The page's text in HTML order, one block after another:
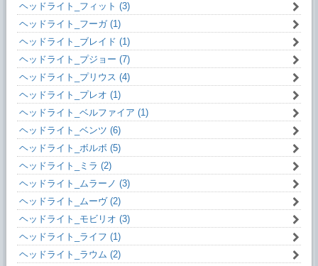
ヘッドライト_フィット (3)
ヘッドライト_フーガ (1)
ヘッドライト_ブレイド (1)
ヘッドライト_プジョー (7)
ヘッドライト_プリウス (4)
ヘッドライト_プレオ (1)
ヘッドライト_ベルファイア (1)
ヘッドライト_ベンツ (6)
ヘッドライト_ボルボ (5)
ヘッドライト_ミラ (2)
ヘッドライト_ムラーノ (3)
ヘッドライト_ムーヴ (2)
ヘッドライト_モビリオ (3)
ヘッドライト_ライフ (1)
ヘッドライト_ラウム (2)